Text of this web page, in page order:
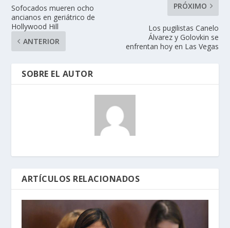
Sofocados mueren ocho
ancianos en geriátrico de
Hollywood Hill
ANTERIOR
PRÓXIMO
Los pugilistas Canelo
Álvarez y Golovkin se
enfrentan hoy en Las Vegas
SOBRE EL AUTOR
ARTÍCULOS RELACIONADOS